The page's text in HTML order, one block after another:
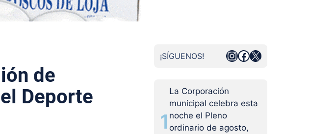
de
Deporte
¡SÍGUENOS! Instagram
Facebook
X
1
La Corporación
municipal celebra esta
noche el Pleno
ordinario de agosto,